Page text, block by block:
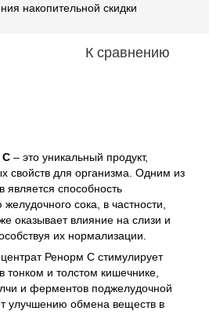
накопительной скидки
К сравнению
С – это уникальный продукт,
свойств для организма. Одним из
является способность
сока, в частности,
оказывает влияние на слизи и
их нормализации.
Ренорм С стимулирует
и толстом кишечнике,
и ферментов поджелудочной
улучшению обмена веществ в